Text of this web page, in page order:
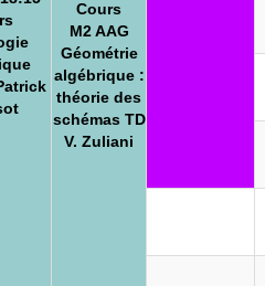
Cours
M2 AAG
Géométrie
algébrique :
théorie des
schémas TD
V. Zuliani